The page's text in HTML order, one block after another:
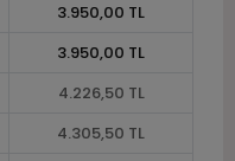
3.950,00 TL
3.950,00 TL
4.226,50 TL
4.305,50 TL